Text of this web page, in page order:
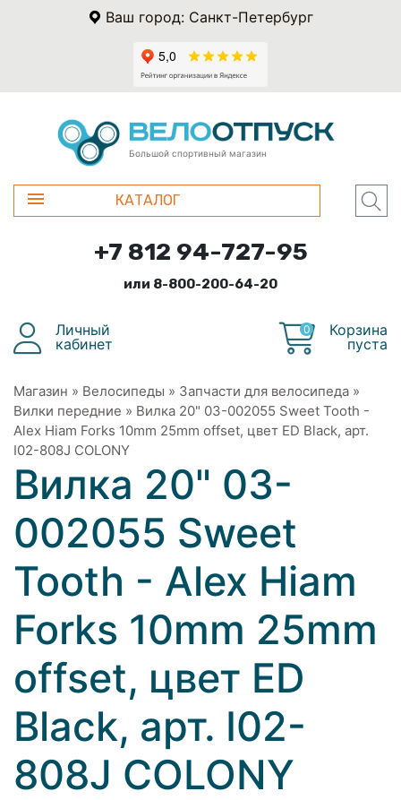
Ваш город: Санкт-Петербург
Большой спортивный магазин
КАТАЛОГ
+7 812 94-727-95
или 8-800-200-64-20
Личный
кабинет
0
Корзина
пуста
Магазин » Велосипеды » Запчасти для велосипеда »
Вилки передние » Вилка 20" 03-002055 Sweet Tooth -
Alex Hiam Forks 10mm 25mm offset, цвет ED Black, арт.
I02-808J COLONY
Вилка 20" 03-
002055 Sweet
Tooth - Alex Hiam
Forks 10mm 25mm
offset, цвет ED
Black, арт. I02-
808J COLONY